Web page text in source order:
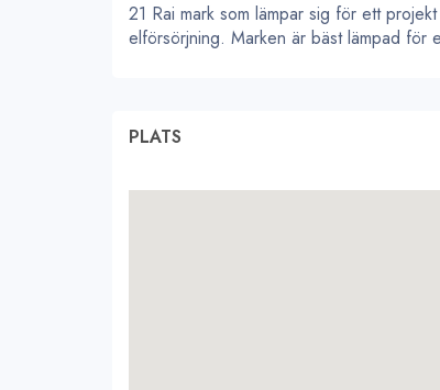
21 Rai mark som lämpar sig för ett
elförsörjning. Marken är bäst lämpad för
PLATS